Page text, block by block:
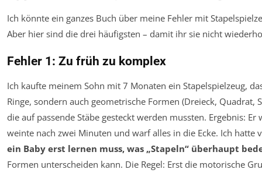
Ich könnte ein ganzes Buch über meine Fehler mit
Aber hier sind die drei häufigsten – damit ihr sie nicht
Fehler 1: Zu früh zu komplex
Ich kaufte meinem Sohn mit 7 Monaten ein Stapelspielzeug,
Ringe, sondern auch geometrische Formen (Dreieck, Quadrat,
die auf passende Stäbe gesteckt werden mussten. Ergebnis:
weinte nach zwei Minuten und warf alles in die Ecke. Ich hatte
ein Baby erst lernen muss, was „Stapeln“ überhaupt
Formen unterscheiden kann. Die Regel: Erst die motorische